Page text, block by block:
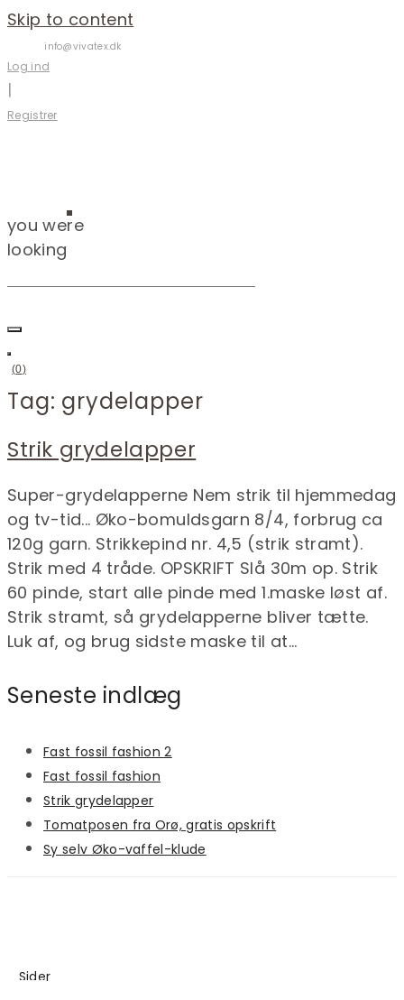
Skip to content
info@vivatex.dk
Log ind
|
Registrer
you were
looking
(0)
Tag: grydelapper
Strik grydelapper
Super-grydelapperne Nem strik til hjemmedag
og tv-tid... Øko-bomuldsgarn 8/4, forbrug ca
120g garn. Strikkepind nr. 4,5 (strik stramt).
Strik med 4 tråde. OPSKRIFT Slå 30m op. Strik
60 pinde, start alle pinde med 1.maske løst af.
Strik stramt, så grydelapperne bliver tætte.
Luk af, og brug sidste maske til at...
Seneste indlæg
Fast fossil fashion 2
Fast fossil fashion
Strik grydelapper
Tomatposen fra Orø, gratis opskrift
Sy selv Øko-vaffel-klude
Sider